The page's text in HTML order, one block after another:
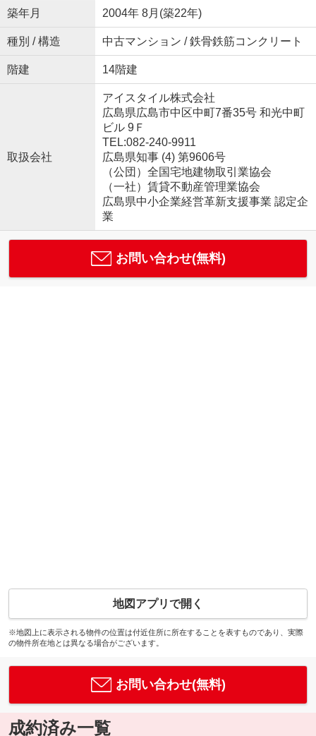
築年月 2004年 8月(築22年)
種別 / 構造 中古マンション / 鉄骨鉄筋コンクリート
階建 14階建
取扱会社
アイスタイル株式会社
広島県広島市中区中町7番35号 和光中町
ビル 9Ｆ
TEL:082-240-9911
広島県知事 (4) 第9606号
（公団）全国宅地建物取引業協会
（一社）賃貸不動産管理業協会
広島県中小企業経営革新支援事業 認定企
業
お問い合わせ(無料)
地図アプリで開く
※地図上に表示される物件の位置は付近住所に所在することを表すものであり、実際
の物件所在地とは異なる場合がございます。
お問い合わせ(無料)
成約済み一覧